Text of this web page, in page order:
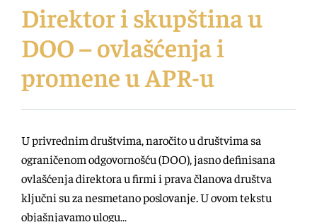
Direktor i skupština u
DOO – ovlašćenja i
promene u APR-u
U privrednim društvima, naročito u društvima sa
ograničenom odgovornošću (DOO), jasno definisana
ovlašćenja direktora u firmi i prava članova društva
ključni su za nesmetano poslovanje. U ovom tekstu
objašnjavamo ulogu…